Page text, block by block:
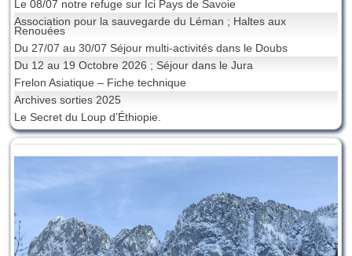
Le 08/07 notre refuge sur Ici Pays de Savoie
Association pour la sauvegarde du Léman ; Haltes aux
Renouées
Du 27/07 au 30/07 Séjour multi-activités dans le Doubs
Du 12 au 19 Octobre 2026 ; Séjour dans le Jura
Frelon Asiatique – Fiche technique
Archives sorties 2025
Le Secret du Loup d’Éthiopie.